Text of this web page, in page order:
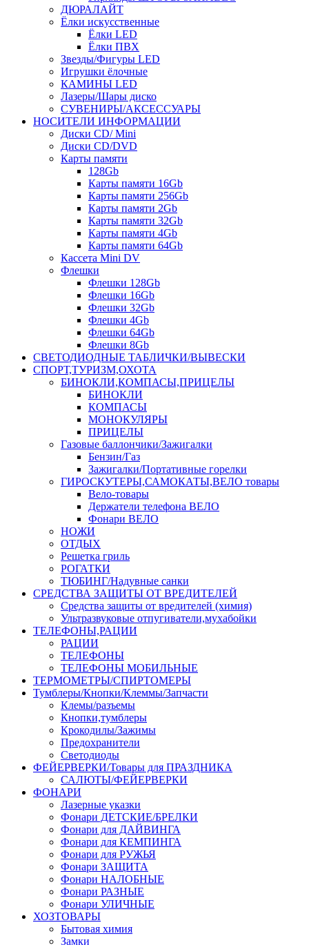
ДЮРАЛАЙТ
Ёлки искусственные
Ёлки LED
Ёлки ПВХ
Звезды/Фигуры LED
Игрушки ёлочные
КАМИНЫ LED
Лазеры/Шары диско
СУВЕНИРЫ/АКСЕССУАРЫ
НОСИТЕЛИ ИНФОРМАЦИИ
Диски CD/ Mini
Диски CD/DVD
Карты памяти
128Gb
Карты памяти 16Gb
Карты памяти 256Gb
Карты памяти 2Gb
Карты памяти 32Gb
Карты памяти 4Gb
Карты памяти 64Gb
Кассета Mini DV
Флешки
Флешки 128Gb
Флешки 16Gb
Флешки 32Gb
Флешки 4Gb
Флешки 64Gb
Флешки 8Gb
СВЕТОДИОДНЫЕ ТАБЛИЧКИ/ВЫВЕСКИ
СПОРТ,ТУРИЗМ,ОХОТА
БИНОКЛИ,КОМПАСЫ,ПРИЦЕЛЫ
БИНОКЛИ
КОМПАСЫ
МОНОКУЛЯРЫ
ПРИЦЕЛЫ
Газовые баллончики/Зажигалки
Бензин/Газ
Зажигалки/Портативные горелки
ГИРОСКУТЕРЫ,САМОКАТЫ,ВЕЛО товары
Вело-товары
Держатели телефона ВЕЛО
Фонари ВЕЛО
НОЖИ
ОТДЫХ
Решетка гриль
РОГАТКИ
ТЮБИНГ/Надувные санки
СРЕДСТВА ЗАЩИТЫ ОТ ВРЕДИТЕЛЕЙ
Средства защиты от вредителей (химия)
Ультразвуковые отпугиватели,мухабойки
ТЕЛЕФОНЫ,РАЦИИ
РАЦИИ
ТЕЛЕФОНЫ
ТЕЛЕФОНЫ МОБИЛЬНЫЕ
ТЕРМОМЕТРЫ/СПИРТОМЕРЫ
Тумблеры/Кнопки/Клеммы/Запчасти
Клемы/разъемы
Кнопки,тумблеры
Крокодилы/Зажимы
Предохранители
Светодиоды
ФЕЙЕРВЕРКИ/Товары для ПРАЗДНИКА
САЛЮТЫ/ФЕЙЕРВЕРКИ
ФОНАРИ
Лазерные указки
Фонари ДЕТСКИЕ/БРЕЛКИ
Фонари для ДАЙВИНГА
Фонари для КЕМПИНГА
Фонари для РУЖЬЯ
Фонари ЗАЩИТА
Фонари НАЛОБНЫЕ
Фонари РАЗНЫЕ
Фонари УЛИЧНЫЕ
ХОЗТОВАРЫ
Бытовая химия
Замки